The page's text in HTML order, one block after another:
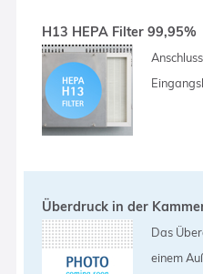
H13 HEPA Filter 99,95%
Überdruck in der
Das
einem